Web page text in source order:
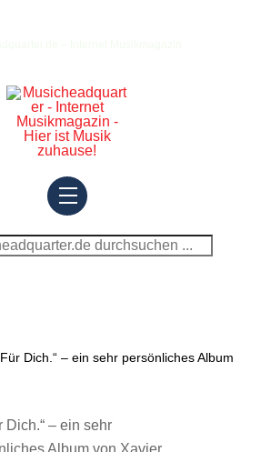
Menu
„Für Dich.“ – ein sehr persönliches Album